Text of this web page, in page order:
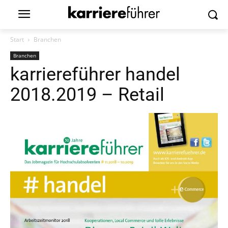
Start Branchen
Branchen
karriereführer handel
2018.2019 – Retail